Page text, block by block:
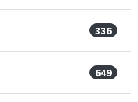
336
649